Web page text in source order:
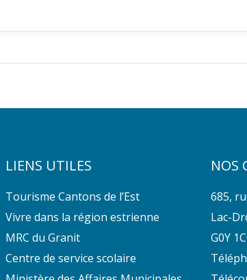
LIENS UTILES
Tourisme Cantons de l’Est
Vivre dans la région estrienne
MRC du Granit
Centre de service scolaire
NOS
685,
Lac-
G0Y